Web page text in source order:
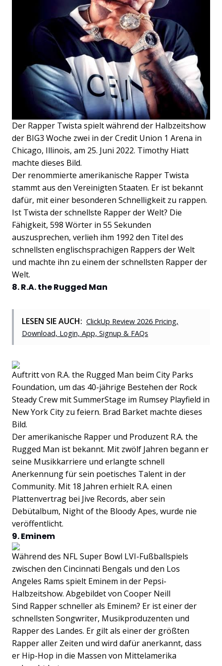
Der Rapper Twista spielt während der Halbzeitshow
der BIG3 Woche zwei in der Credit Union 1 Arena in
Chicago, Illinois, am 25. Juni 2022. Timothy Hiatt
machte dieses Bild.
Der renommierte amerikanische Rapper Twista
stammt aus den Vereinigten Staaten. Er ist bekannt
dafür, mit einer besonderen Schnelligkeit zu rappen.
Ist Twista der schnellste Rapper der Welt? Die
Fähigkeit, 598 Wörter in 55 Sekunden
auszusprechen, verlieh ihm 1992 den Titel des
schnellsten englischsprachigen Rappers der Welt
und machte ihn zu einem der schnellsten Rapper der
Welt.
8. R.A. the Rugged Man
LESEN SIE AUCH: ClickUp Review 2026 Pricing,
Download, Login, App, Signup & FAQs
Auftritt von R.A. the Rugged Man beim City Parks
Foundation, um das 40-jährige Bestehen der Rock
Steady Crew mit SummerStage im Rumsey Playfield in
New York City zu feiern. Brad Barket machte dieses
Bild.
Der amerikanische Rapper und Produzent R.A. the
Rugged Man ist bekannt. Mit zwölf Jahren begann er
seine Musikkarriere und erlangte schnell
Anerkennung für sein poetisches Talent in der
Community. Mit 18 Jahren erhielt R.A. einen
Plattenvertrag bei Jive Records, aber sein
Debütalbum, Night of the Bloody Apes, wurde nie
veröffentlicht.
9. Eminem
Während des NFL Super Bowl LVI-Fußballspiels
zwischen den Cincinnati Bengals und den Los
Angeles Rams spielt Eminem in der Pepsi-
Halbzeitshow. Abgebildet von Cooper Neill
Sind Rapper schneller als Eminem? Er ist einer der
schnellsten Songwriter, Musikproduzenten und
Rapper des Landes. Er gilt als einer der größten
Rapper aller Zeiten und wird dafür anerkannt, dass
er Hip-Hop in die Massen von Mittelamerika